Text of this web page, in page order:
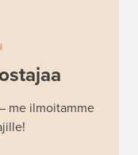
me ilmoitamme